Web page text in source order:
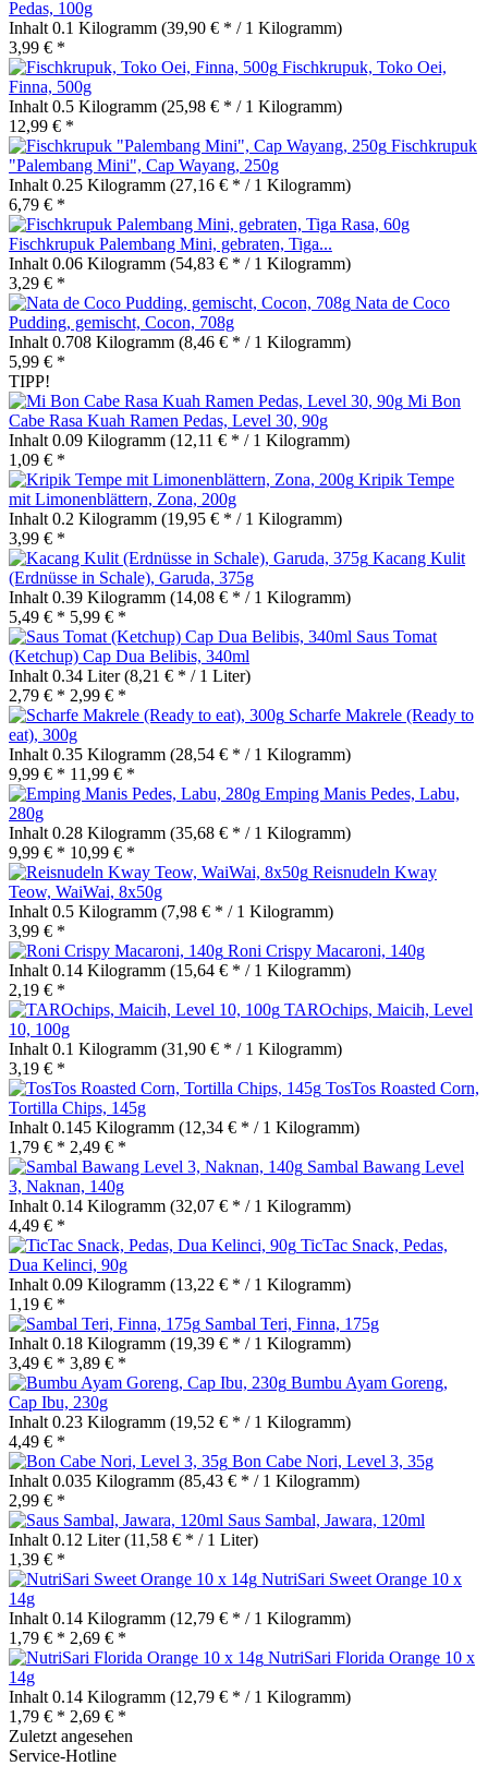
Pedas, 100g
Inhalt 0.1 Kilogramm (39,90 € * / 1 Kilogramm)
3,99 € *
Fischkrupuk, Toko Oei,
Finna, 500g
Inhalt 0.5 Kilogramm (25,98 € * / 1 Kilogramm)
12,99 € *
Fischkrupuk
"Palembang Mini", Cap Wayang, 250g
Inhalt 0.25 Kilogramm (27,16 € * / 1 Kilogramm)
6,79 € *
Fischkrupuk Palembang Mini, gebraten, Tiga...
Inhalt 0.06 Kilogramm (54,83 € * / 1 Kilogramm)
3,29 € *
Nata de Coco
Pudding, gemischt, Cocon, 708g
Inhalt 0.708 Kilogramm (8,46 € * / 1 Kilogramm)
5,99 € *
TIPP!
Mi Bon
Cabe Rasa Kuah Ramen Pedas, Level 30, 90g
Inhalt 0.09 Kilogramm (12,11 € * / 1 Kilogramm)
1,09 € *
Kripik Tempe
mit Limonenblättern, Zona, 200g
Inhalt 0.2 Kilogramm (19,95 € * / 1 Kilogramm)
3,99 € *
Kacang Kulit
(Erdnüsse in Schale), Garuda, 375g
Inhalt 0.39 Kilogramm (14,08 € * / 1 Kilogramm)
5,49 € * 5,99 € *
Saus Tomat
(Ketchup) Cap Dua Belibis, 340ml
Inhalt 0.34 Liter(8,21 € * / 1 Liter)
2,79 € * 2,99 € *
Scharfe Makrele (Ready to
eat), 300g
Inhalt 0.35 Kilogramm (28,54 € * / 1 Kilogramm)
9,99 € * 11,99 € *
Emping Manis Pedes, Labu,
280g
Inhalt 0.28 Kilogramm (35,68 € * / 1 Kilogramm)
9,99 € * 10,99 € *
Reisnudeln Kway
Teow, WaiWai, 8x50g
Inhalt 0.5 Kilogramm (7,98 € * / 1 Kilogramm)
3,99 € *
Roni Crispy Macaroni, 140g
Inhalt 0.14 Kilogramm (15,64 € * / 1 Kilogramm)
2,19 € *
TAROchips, Maicih, Level
10, 100g
Inhalt 0.1 Kilogramm (31,90 € * / 1 Kilogramm)
3,19 € *
TosTos Roasted Corn,
Tortilla Chips, 145g
Inhalt 0.145 Kilogramm (12,34 € * / 1 Kilogramm)
1,79 € * 2,49 € *
Sambal Bawang Level
3, Naknan, 140g
Inhalt 0.14 Kilogramm (32,07 € * / 1 Kilogramm)
4,49 € *
TicTac Snack, Pedas,
Dua Kelinci, 90g
Inhalt 0.09 Kilogramm (13,22 € * / 1 Kilogramm)
1,19 € *
Sambal Teri, Finna, 175g
Inhalt 0.18 Kilogramm (19,39 € * / 1 Kilogramm)
3,49 € * 3,89 € *
Bumbu Ayam Goreng,
Cap Ibu, 230g
Inhalt 0.23 Kilogramm (19,52 € * / 1 Kilogramm)
4,49 € *
Bon Cabe Nori, Level 3, 35g
Inhalt 0.035 Kilogramm (85,43 € * / 1 Kilogramm)
2,99 € *
Saus Sambal, Jawara, 120ml
Inhalt 0.12 Liter(11,58 € * / 1 Liter)
1,39 € *
NutriSari Sweet Orange 10 x
14g
Inhalt 0.14 Kilogramm (12,79 € * / 1 Kilogramm)
1,79 € * 2,69 € *
NutriSari Florida Orange 10 x
14g
Inhalt 0.14 Kilogramm (12,79 € * / 1 Kilogramm)
1,79 € * 2,69 € *
Zuletzt angesehen
Service-Hotline